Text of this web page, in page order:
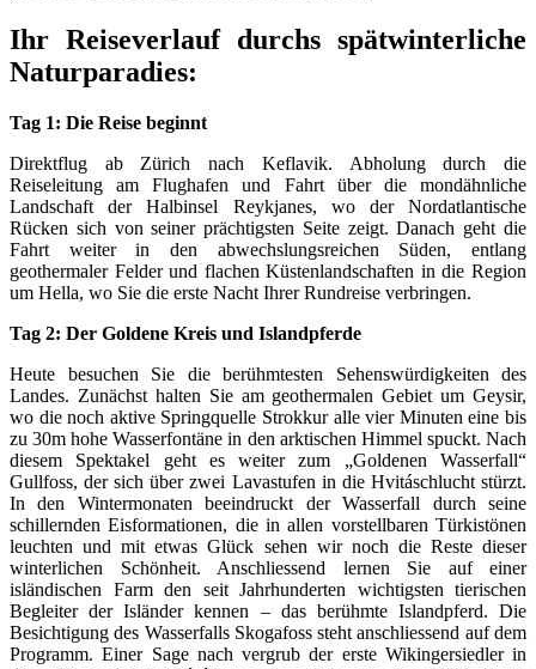
Ihr Reiseverlauf durchs spätwinterliche
Naturparadies:
Tag 1: Die Reise beginnt
Direktflug ab Zürich nach Keflavik. Abholung durch die
Reiseleitung am Flughafen und Fahrt über die mondähnliche
Landschaft der Halbinsel Reykjanes, wo der Nordatlantische
Rücken sich von seiner prächtigsten Seite zeigt. Danach geht die
Fahrt weiter in den abwechslungsreichen Süden, entlang
geothermaler Felder und flachen Küstenlandschaften in die Region
um Hella, wo Sie die erste Nacht Ihrer Rundreise verbringen.
Tag 2: Der Goldene Kreis und Islandpferde
Heute besuchen Sie die berühmtesten Sehenswürdigkeiten des
Landes. Zunächst halten Sie am geothermalen Gebiet um Geysir,
wo die noch aktive Springquelle Strokkur alle vier Minuten eine bis
zu 30m hohe Wasserfontäne in den arktischen Himmel spuckt. Nach
diesem Spektakel geht es weiter zum „Goldenen Wasserfall“
Gullfoss, der sich über zwei Lavastufen in die Hvitáschlucht stürzt.
In den Wintermonaten beeindruckt der Wasserfall durch seine
schillernden Eisformationen, die in allen vorstellbaren Türkistönen
leuchten und mit etwas Glück sehen wir noch die Reste dieser
winterlichen Schönheit. Anschliessend lernen Sie auf einer
isländischen Farm den seit Jahrhunderten wichtigsten tierischen
Begleiter der Isländer kennen – das berühmte Islandpferd. Die
Besichtigung des Wasserfalls Skogafoss steht anschliessend auf dem
Programm. Einer Sage nach vergrub der erste Wikingersiedler in